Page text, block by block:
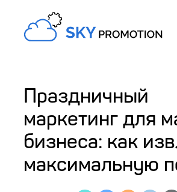
Праздничный
маркетинг для
бизнеса: как
максимальную